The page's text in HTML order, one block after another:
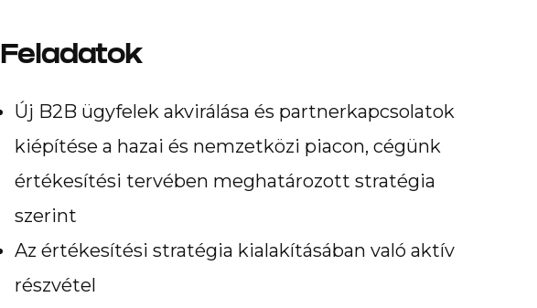
Feladatok
Új B2B ügyfelek akvirálása és partnerkapcsolatok
kiépítése a hazai és nemzetközi piacon, cégünk
értékesítési tervében meghatározott stratégia
szerint
Az értékesítési stratégia kialakításában való aktív
részvétel